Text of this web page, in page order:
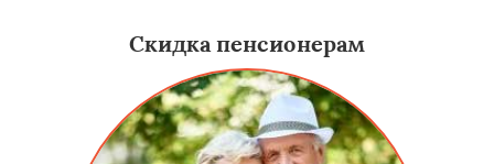
Скидка пенсионерам